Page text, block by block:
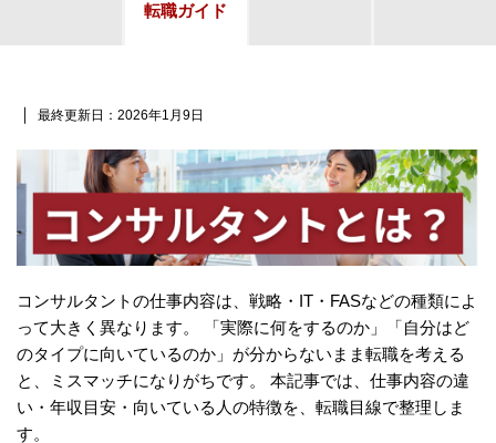
転職ガイド
｜ 最終更新日：2026年1月9日
コンサルタントの仕事内容は、戦略・IT・FASなどの種類によ
って大きく異なります。 「実際に何をするのか」「自分はど
のタイプに向いているのか」が分からないまま転職を考える
と、ミスマッチになりがちです。 本記事では、仕事内容の違
い・年収目安・向いている人の特徴を、転職目線で整理しま
す。